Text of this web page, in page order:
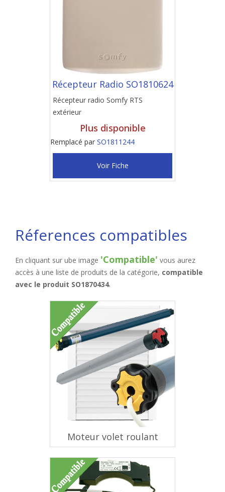
Récepteur Radio SO1810624
Récepteur radio Somfy RTS
extérieur
Plus disponible
Remplacé par SO1811244
Voir Fiche
Réferences compatibles
En cliquant sur ube image 'Compatible' vous aurez
accès à une liste de produits de la catégorie, compatible
avec le produit SO1870434.
Moteur volet roulant